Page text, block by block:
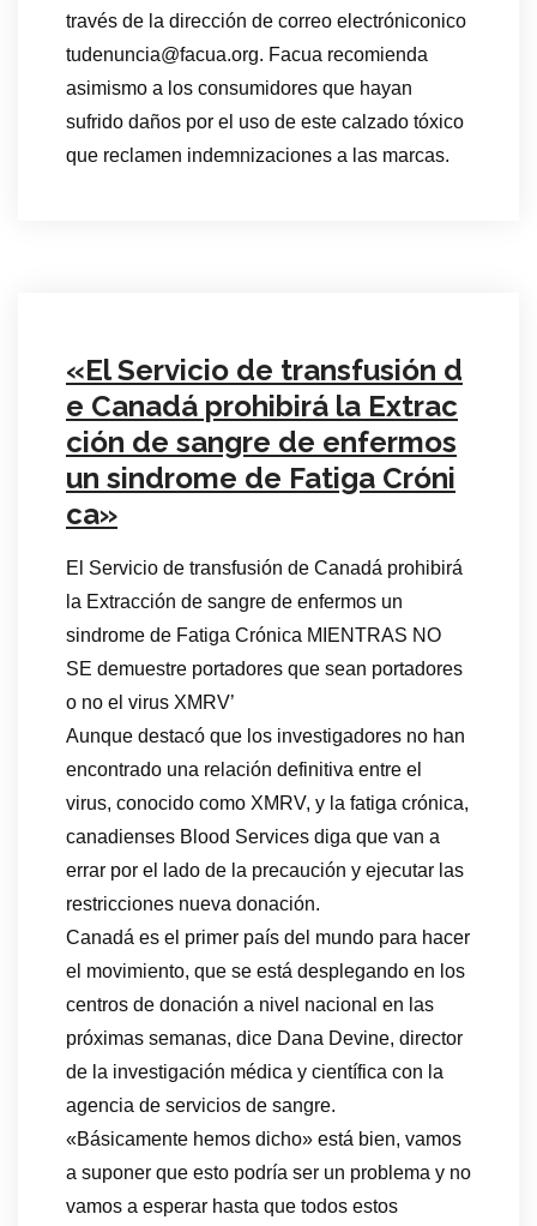
través de la dirección de correo electróniconico
tudenuncia@facua.org. Facua recomienda
asimismo a los consumidores que hayan
sufrido daños por el uso de este calzado tóxico
que reclamen indemnizaciones a las marcas.
«El Servicio de transfusión d
e Canadá prohibirá la Extrac
ción de sangre de enfermos
un sindrome de Fatiga Cróni
ca»
El Servicio de transfusión de Canadá prohibirá
la Extracción de sangre de enfermos un
sindrome de Fatiga Crónica MIENTRAS NO
SE demuestre portadores que sean portadores
o no el virus XMRV’
Aunque destacó que los investigadores no han
encontrado una relación definitiva entre el
virus, conocido como XMRV, y la fatiga crónica,
canadienses Blood Services diga que van a
errar por el lado de la precaución y ejecutar las
restricciones nueva donación.
Canadá es el primer país del mundo para hacer
el movimiento, que se está desplegando en los
centros de donación a nivel nacional en las
próximas semanas, dice Dana Devine, director
de la investigación médica y científica con la
agencia de servicios de sangre.
«Básicamente hemos dicho» está bien, vamos
a suponer que esto podría ser un problema y no
vamos a esperar hasta que todos estos